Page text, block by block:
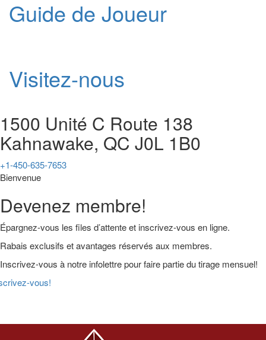
Guide de Joueur
Visitez-nous
1500 Unité C Route 138
Kahnawake, QC J0L 1B0
+1-450-635-7653
Bienvenue
Devenez membre!
Épargnez-vous les files d’attente et inscrivez-vous en ligne.
Rabais exclusifs et avantages réservés aux membres.
Inscrivez-vous à notre infolettre pour faire partie du tirage mensuel!
vous!